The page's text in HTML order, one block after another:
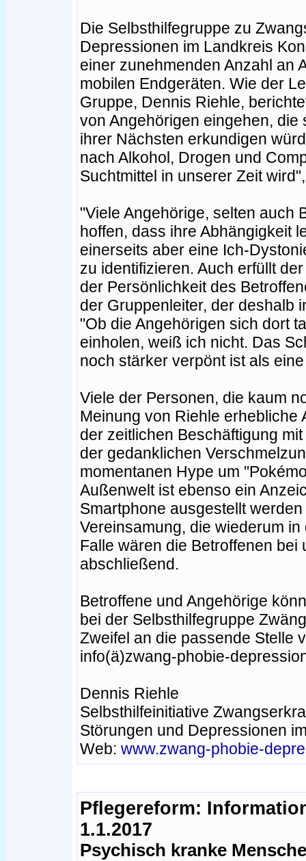
Die Selbsthilfegruppe zu
Depressionen im Landkreis
einer zunehmenden Anzahl an
mobilen Endgeräten. Wie der
Gruppe, Dennis Riehle,
von Angehörigen eingehen,
ihrer Nächsten erkundigen
nach Alkohol, Drogen und
Suchtmittel in unserer Zeit
"Viele Angehörige, selten auch
hoffen, dass ihre Abhängigkeit
einerseits aber eine Ich-
zu identifizieren. Auch erfüllt
der Persönlichkeit des
der Gruppenleiter, der deshalb
"Ob die Angehörigen sich dort
einholen, weiß ich nicht. Das
noch stärker verpönt ist als
Viele der Personen, die kaum
Meinung von Riehle erhebliche
der zeitlichen Beschäftigung
der gedanklichen
momentanen Hype um
Außenwelt ist ebenso ein
Smartphone ausgestellt
Vereinsamung, die wiederum
Falle wären die Betroffenen
abschließend.
Betroffene und Angehörige
bei der Selbsthilfegruppe
Zweifel an die passende Stelle
info(ä)zwang-phobie-
Dennis Riehle
Selbsthilfeinitiative
Störungen und Depressionen
Web: www.zwang-phobie-
Pflegereform:
1.1.2017
Psychisch kranke